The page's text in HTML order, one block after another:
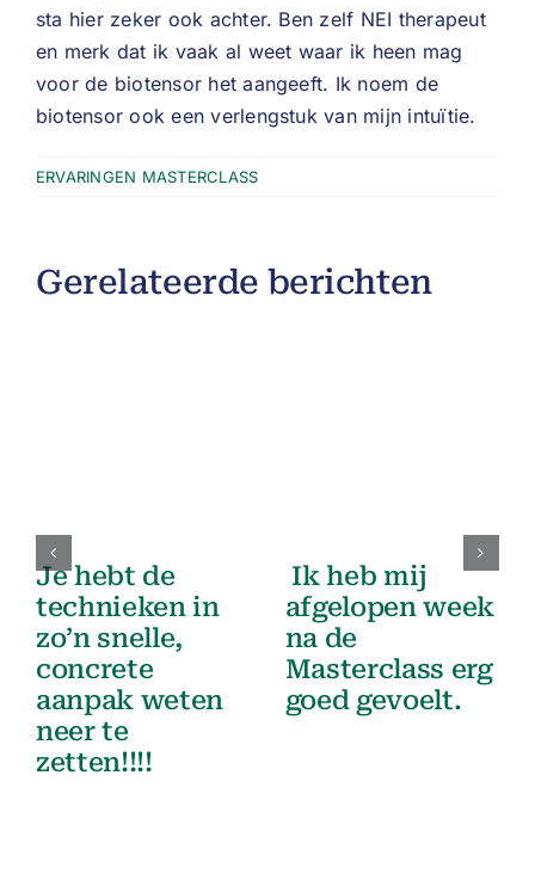
sta hier zeker ook achter. Ben zelf NEI therapeut
en merk dat ik vaak al weet waar ik heen mag
voor de biotensor het aangeeft. Ik noem de
biotensor ook een verlengstuk van mijn intuïtie.
ERVARINGEN MASTERCLASS
Gerelateerde berichten
Je hebt de
technieken in
zo’n snelle,
concrete
aanpak weten
neer te
zetten!!!!
Ik heb mij
afgelopen week
na de
Masterclass erg
goed gevoelt.